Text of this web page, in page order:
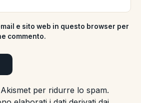
e sito web in questo browser per
commento.
per ridurre lo spam.